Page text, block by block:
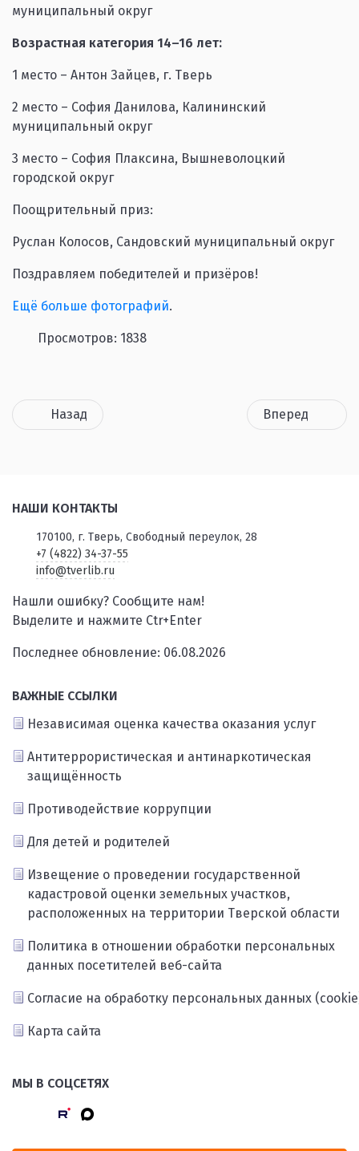
муниципальный округ
Возрастная категория 14–16 лет:
1 место – Антон Зайцев, г. Тверь
2 место – София Данилова, Калининский
муниципальный округ
3 место – София Плаксина, Вышневолоцкий
городской округ
Поощрительный приз:
Руслан Колосов, Сандовский муниципальный округ
Поздравляем победителей и призёров!
Ещё больше фотографий.
Просмотров: 1838
Назад Вперед
НАШИ КОНТАКТЫ
170100, г. Тверь, Свободный переулок, 28
+7 (4822) 34-37-55
info@tverlib.ru
Нашли ошибку? Сообщите нам!
Выделите и нажмите Ctr+Enter
Последнее обновление: 06.08.2026
ВАЖНЫЕ ССЫЛКИ
Независимая оценка качества оказания услуг
Антитеррористическая и антинаркотическая
защищённость
Противодействие коррупции
Для детей и родителей
Извещение о проведении государственной
кадастровой оценки земельных участков,
расположенных на территории Тверской области
Политика в отношении обработки персональных
данных посетителей веб-сайта
Согласие на обработку персональных данных
Карта сайта
МЫ В СОЦСЕТЯХ